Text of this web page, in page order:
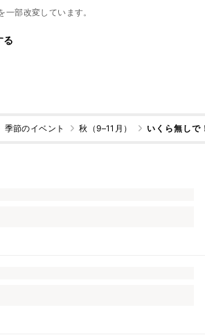
部改変しています。
る
季節のイベント 秋（9–11月） いくら無しで